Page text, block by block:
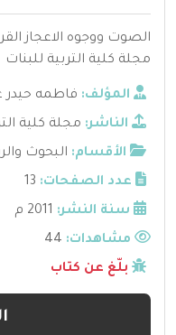
الصوت ووجوه الاعجاز
مجلة كلية التربية للبنات
المؤلف: فاطمه حيدر
الناشر: مجلة كلية
الأقسام: البحوث
عدد الصفحات: 13
سنة النشر: 2011 م
مشاهدات:
بلّغ عن كتاب